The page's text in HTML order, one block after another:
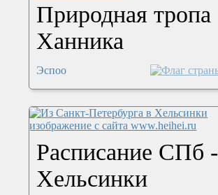
Природная тропа
Ханника
Эспоо
Расписание СПб -
Хельсинки